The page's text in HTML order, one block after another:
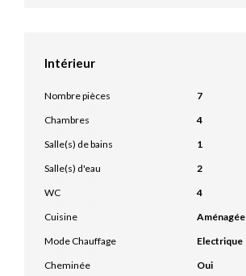
Intérieur
Nombre pièces
7
Chambres
4
Salle(s) de bains
1
Salle(s) d'eau
2
WC
4
Cuisine
Aménagée
Mode Chauffage
Electrique
Cheminée
Oui